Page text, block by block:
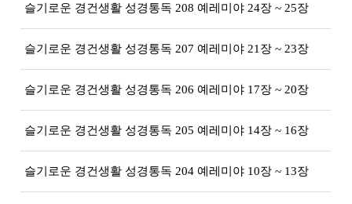
슬기로운 경건생활 성경통독 208 예레미야 24장 ~ 25장
슬기로운 경건생활 성경통독 207 예레미야 21장 ~ 23장
슬기로운 경건생활 성경통독 206 예레미야 17장 ~ 20장
슬기로운 경건생활 성경통독 205 예레미야 14장 ~ 16장
슬기로운 경건생활 성경통독 204 예레미야 10장 ~ 13장